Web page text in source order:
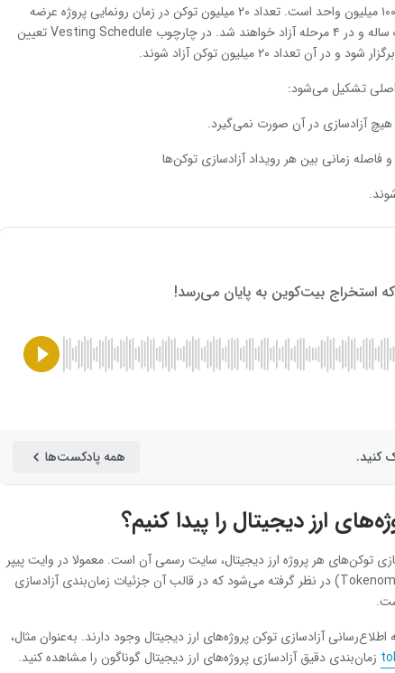
مثلا فرض کنید تعداد کل توکن‌های یک پروژه برابر با ۱۰۰ میلیون واحد است. تعداد ۲۰ میلیون توکن در زمان رونمایی پروژه عرضه
شده‌اند. ۸۰ میلیون توکن باقی‌مانده در بازه زمانی یک ساله و در ۴ مرحله آزاد خواهند شد. در چارچوب Vesting Schedule تعیین
۲۰ میلیون توکن آزاد شوند.
آزادسازی در آن صورت نمی‌گیرد.
فاصله زمانی بین هر رویداد آزادسازی توکن‌ها
کنید. همه پادکست‌ها
توکن‌های هر پروژه ارز دیجیتال، سایت رسمی آن است. معمولا در وایت پیپر
پروژه‌ها نیز یک بخش اختصاصی برای توکنمیک (Tokenomics) در نظر گرفته می‌شود که در قالب آن جزئیات زمان‌بندی آزادسازی
آزادسازی توکن پروژه‌های ارز دیجیتال وجود دارند. به‌عنوان مثال،
زمان‌بندی دقیق آزادسازی پروژه‌های ارز دیجیتال گوناگون را مشاهده کنید.